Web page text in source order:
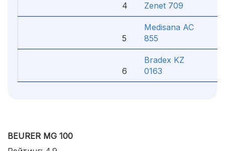
4 Zenet 709
5
Medisana AC
855
6
Bradex KZ
0163
BEURER MG 100